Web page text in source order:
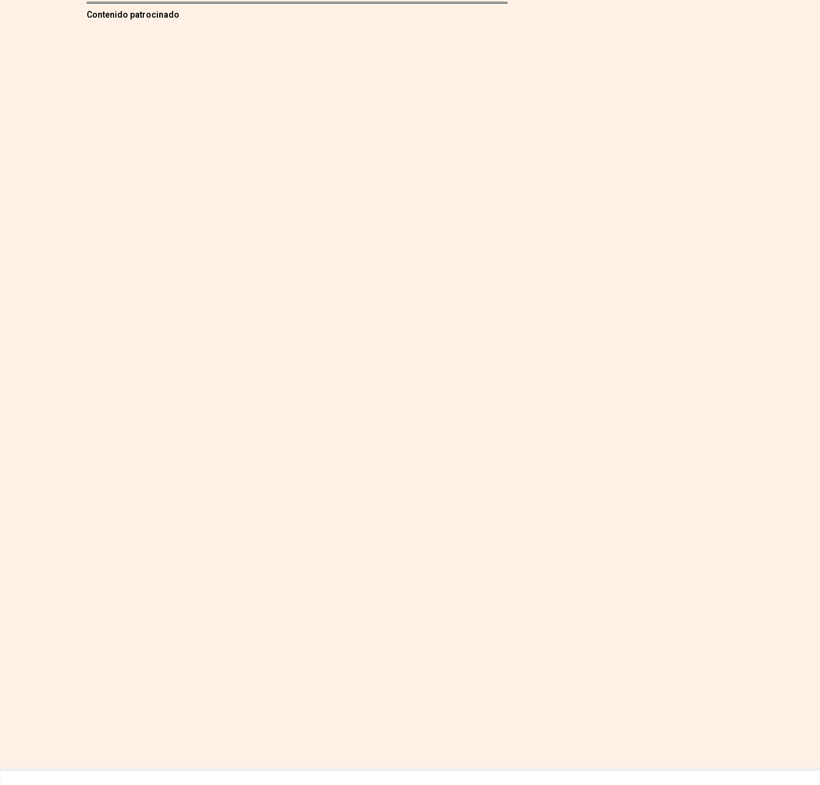
Contenido patrocinado